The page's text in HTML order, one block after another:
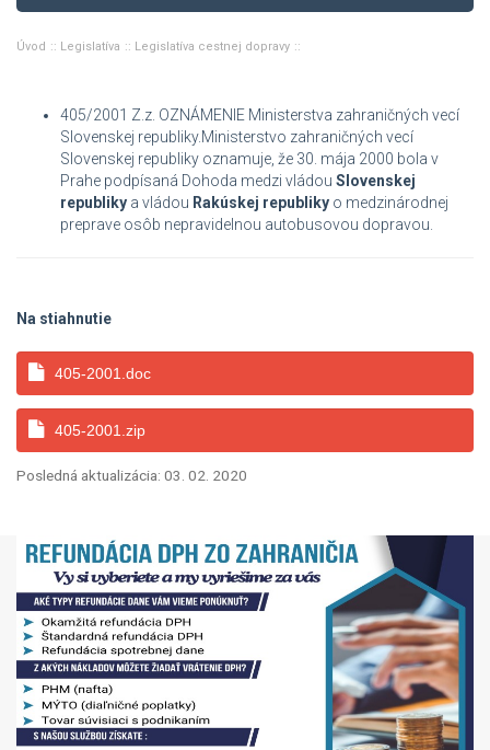
Úvod Legislatíva Legislatíva cestnej dopravy
405/2001 Z.z. OZNÁMENIE Ministerstva zahraničných vecí
Slovenskej republiky.Ministerstvo zahraničných vecí
Slovenskej republiky oznamuje, že 30. mája 2000 bola v
Prahe podpísaná Dohoda medzi vládou Slovenskej
republiky a vládou Rakúskej republiky o medzinárodnej
preprave osôb nepravidelnou autobusovou dopravou.
Na stiahnutie
405-2001.doc
405-2001.zip
Posledná aktualizácia: 03. 02. 2020